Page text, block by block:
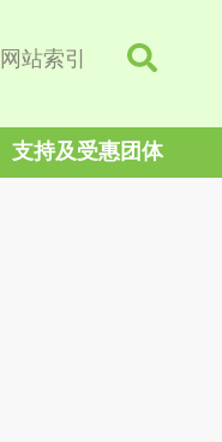
网站索引
支持及受惠团体